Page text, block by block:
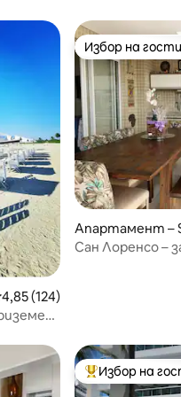
оценка: 4,85 от 5,
4,85 (124)
Избор на
Избор на
Апартамент –
ço
Сан Лоренсо –
Най-Избор на